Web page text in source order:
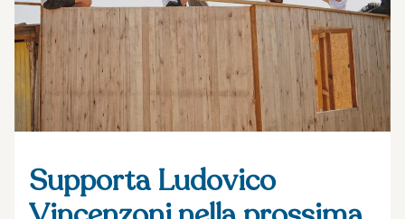
Supporta Ludovico